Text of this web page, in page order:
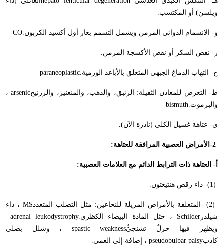
ويلسن) أو المكتسب.
و- الانسمام الدوائي المزمن ويشمل التسمم بغاز أول أكسيد الكربونCO.
ز- نقص السكر أو نقص الأكسجة المزمن.
ح- التهاب الدماغ الجبهي المتعلق بالأباعد الورميةparaneoplastic.
ط- التعرض للمعادن الثقيلة: الزئبق، والذهب، والمنغنيز، والزرنيخarsenic ،
والبزموتbismuth.
ي- عتاهة غسيل الكلى (نادرة الآن).
-2 الأمراض العصبية المرافقة للعتاهة:
أ- العتاهة ذات الترابط الدائم مع العلامات العصبية:
- (1)داء رقص هنتيغتون.
- (2) المتعلقة بالأمراض المزيلة للنخاعين: مثل التصلب المتعددMS ، داء
شيلدر Schilder ، حثل المادة البيضاء الكظريadrenal leukodystrophy.
ويظهر فيها خزلٌ تشنجيٌّspastic weakness ، وشلل بصلي
كاذبpseudobulbar palsy ، إضافة إلى العمى.